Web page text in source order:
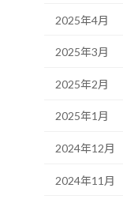
2025年4月
2025年3月
2025年2月
2025年1月
2024年12月
2024年11月